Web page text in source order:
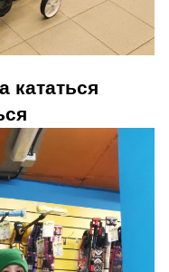
кататься